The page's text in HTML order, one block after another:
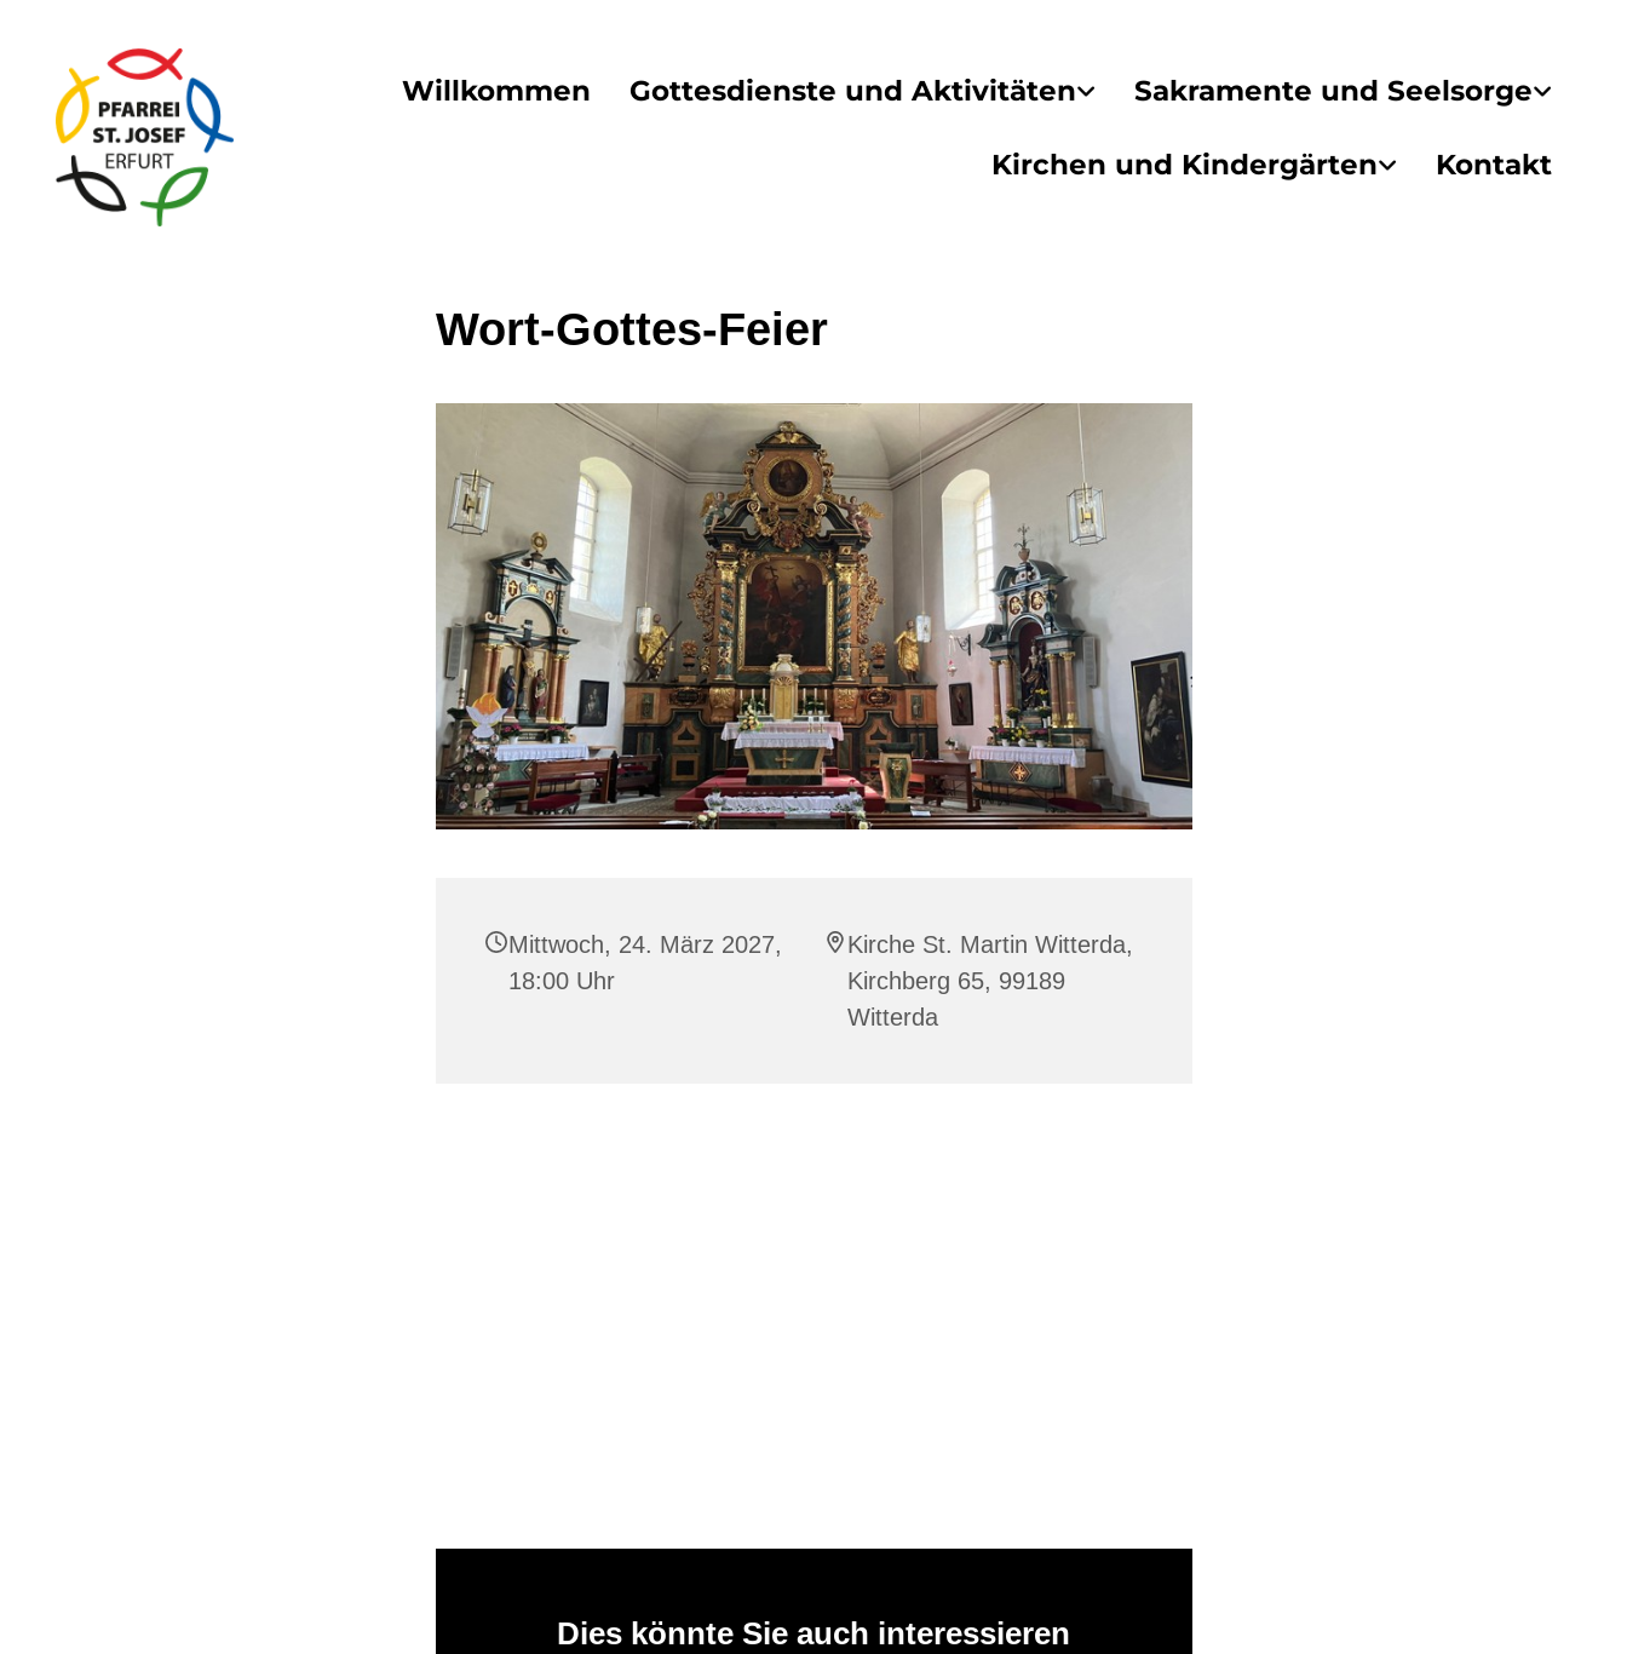
Willkommen Gottesdienste und Aktivitäten Sakramente und Seelsorge
Kirchen und Kindergärten Kontakt
Wort-Gottes-Feier
Mittwoch, 24. März 2027,
18:00 Uhr
Kirche St. Martin Witterda,
Kirchberg 65, 99189
Witterda
Dies könnte Sie auch interessieren